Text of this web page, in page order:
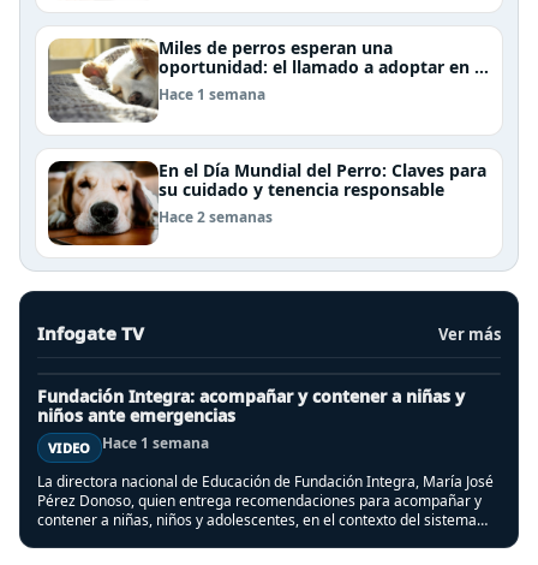
Miles de perros esperan una
oportunidad: el llamado a adoptar en el
Día Internacional del Perro Callejero
Hace 1 semana
En el Día Mundial del Perro: Claves para
su cuidado y tenencia responsable
Hace 2 semanas
Infogate TV Ver más
Fundación Integra: acompañar y contener a niñas y
niños ante emergencias
VIDEO
Hace 1 semana
La directora nacional de Educación de Fundación Integra, María José
Pérez Donoso, quien entrega recomendaciones para acompañar y
contener a niñas, niños y adolescentes, en el contexto del sistema